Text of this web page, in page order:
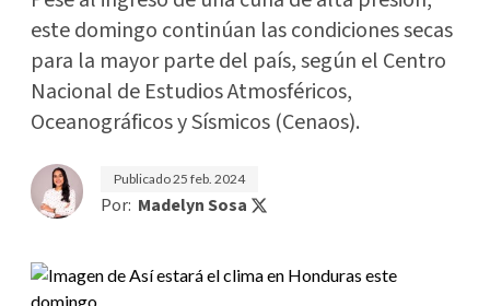
este domingo continúan las condiciones secas
para la mayor parte del país, según el Centro
Nacional de Estudios Atmosféricos,
Oceanográficos y Sísmicos (Cenaos).
Publicado25 feb. 2024
Por: Madelyn Sosa